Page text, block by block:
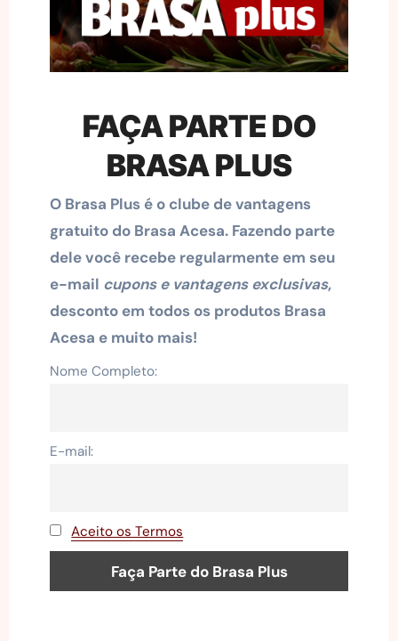
FAÇA PARTE DO
BRASA PLUS
O Brasa Plus é o clube de vantagens
gratuito do Brasa Acesa. Fazendo parte
dele você recebe regularmente em seu
e-mail cupons e vantagens exclusivas,
desconto em todos os produtos Brasa
Acesa e muito mais!
Nome Completo:
E-mail:
Aceito os Termos